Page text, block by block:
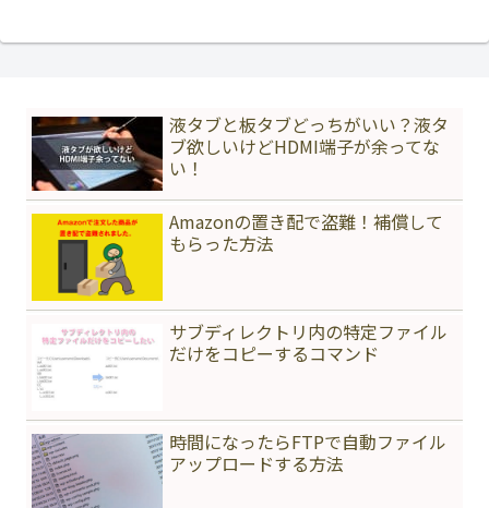
液タブと板タブどっちがいい？液タ
ブ欲しいけどHDMI端子が余ってな
い！
Amazonの置き配で盗難！補償して
もらった方法
サブディレクトリ内の特定ファイル
だけをコピーするコマンド
時間になったらFTPで自動ファイル
アップロードする方法